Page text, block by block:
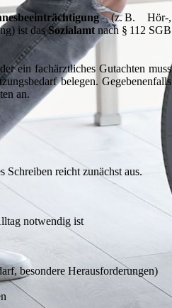
(z. B. Hör-,
ist dasSozialamt nach § 112 SGB
ein fachärztliches Gutachten muss
belegen. Gegebenenfalls
an.
Schreiben reicht zunächst aus.
notwendig ist
besondere Herausforderungen)